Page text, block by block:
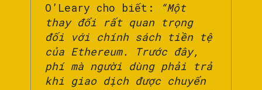
O’Leary cho biết:
“Một
thay đổi rất quan trọng
đối với chính sách tiền tệ
của Ethereum. Trước đây,
phí mà người dùng phải trả
khi giao dịch được chuyển